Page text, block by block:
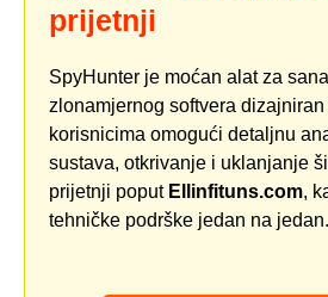
prijetnji
SpyHunter je moćan alat za
zlonamjernog softvera dizajniran
korisnicima omogući detaljnu
sustava, otkrivanje i uklanjanje
prijetnji poput Ellinfituns.com,
tehničke podrške jedan na jedan.